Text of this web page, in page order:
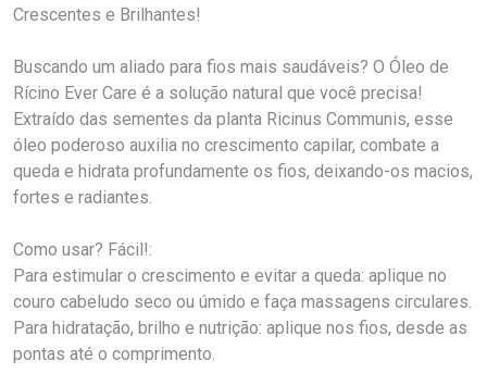
Crescentes e Brilhantes!
Buscando um aliado para fios mais saudáveis? O Óleo de
Rícino Ever Care é a solução natural que você precisa!
Extraído das sementes da planta Ricinus Communis, esse
óleo poderoso auxilia no crescimento capilar, combate a
queda e hidrata profundamente os fios, deixando-os macios,
fortes e radiantes.
Como usar? Fácil!:
Para estimular o crescimento e evitar a queda: aplique no
couro cabeludo seco ou úmido e faça massagens circulares.
Para hidratação, brilho e nutrição: aplique nos fios, desde as
pontas até o comprimento.